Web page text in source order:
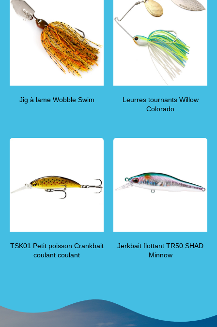
Jig à lame Wobble Swim
Leurres tournants Willow
Colorado
TSK01 Petit poisson Crankbait
coulant coulant
Jerkbait flottant TR50 SHAD
Minnow